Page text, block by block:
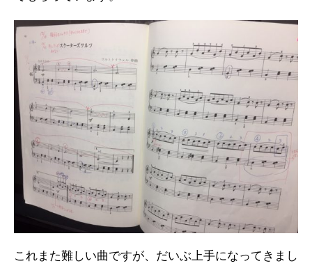
これまた難しい曲ですが、だいぶ上手になってきまし